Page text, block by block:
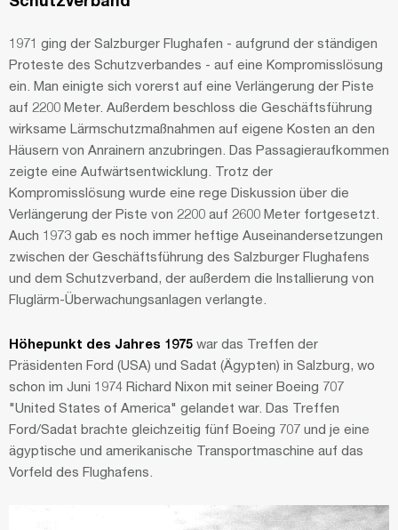
1971 ging der Salzburger Flughafen - aufgrund der ständigen
Proteste des Schutzverbandes - auf eine Kompromisslösung
ein. Man einigte sich vorerst auf eine Verlängerung der Piste
auf 2200 Meter. Außerdem beschloss die Geschäftsführung
wirksame Lärmschutzmaßnahmen auf eigene Kosten an den
Häusern von Anrainern anzubringen. Das Passagieraufkommen
zeigte eine Aufwärtsentwicklung. Trotz der
Kompromisslösung wurde eine rege Diskussion über die
Verlängerung der Piste von 2200 auf 2600 Meter fortgesetzt.
Auch 1973 gab es noch immer heftige Auseinandersetzungen
zwischen der Geschäftsführung des Salzburger Flughafens
und dem Schutzverband, der außerdem die Installierung von
Fluglärm-Überwachungsanlagen verlangte.
Höhepunkt des Jahres 1975 war das Treffen der
Präsidenten Ford (USA) und Sadat (Ägypten) in Salzburg, wo
schon im Juni 1974 Richard Nixon mit seiner Boeing 707
"United States of America" gelandet war. Das Treffen
Ford/Sadat brachte gleichzeitig fünf Boeing 707 und je eine
ägyptische und amerikanische Transportmaschine auf das
Vorfeld des Flughafens.